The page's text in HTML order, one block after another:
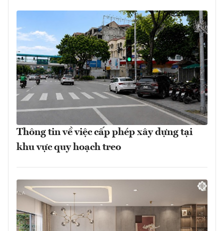
Thông tin về việc cấp phép xây dựng tại
khu vực quy hoạch treo